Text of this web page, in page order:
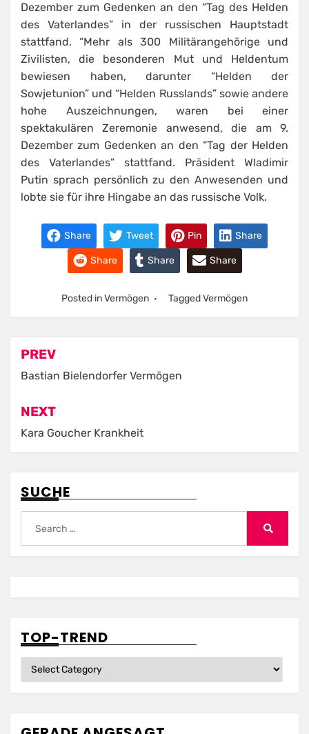
Dezember zum Gedenken an den “Tag des Helden
des Vaterlandes” in der russischen Hauptstadt
stattfand. “Mehr als 300 Militärangehörige und
Zivilisten, die besonderen Mut und Heldentum
bewiesen haben, darunter “Helden der
Sowjetunion” und “Helden Russlands” sowie andere
hohe Auszeichnungen, waren bei einer
spektakulären Zeremonie anwesend, die am 9.
Dezember zum Gedenken an den “Tag der Helden
des Vaterlandes” stattfand. Präsident Wladimir
Putin sprach persönlich zu den Anwesenden und
lobte sie für ihre Hingabe an das russische Volk.
Share Tweet Pin Share
Share Share Share
Posted inVermögen TaggedVermögen
Post
navigation
PREV
Bastian Bielendorfer Vermögen
NEXT
Kara Goucher Krankheit
SUCHE
TOP-TREND
Top-